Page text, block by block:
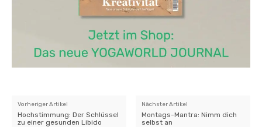
Vorheriger Artikel
Hochstimmung: Der Schlüssel
zu einer gesunden Libido
Nächster Artikel
Montags-Mantra: Nimm dich
selbst an